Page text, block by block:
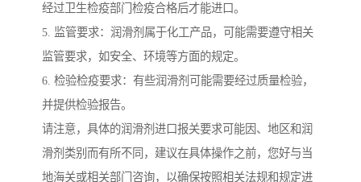
经过卫生检疫部门检疫合格后才能进口。
5. 监管要求：润滑剂属于化工产品，可能需要遵守相关
监管要求，如安全、环境等方面的规定。
6. 检验检疫要求：有些润滑剂可能需要经过质量检验，
并提供检验报告。
请注意，具体的润滑剂进口报关要求可能因、地区和润
滑剂类别而有所不同，建议在具体操作之前，您好与当
地海关或相关部门咨询，以确保按照相关法规和规定进